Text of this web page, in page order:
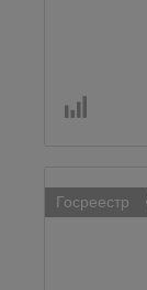
Госреестр